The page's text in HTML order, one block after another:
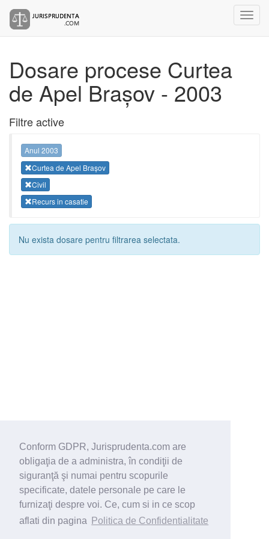
Conform GDPR, Jurisprudenta.com are
obligaţia de a administra, în condiţii de
siguranţă şi numai pentru scopurile
specificate, datele personale pe care le
furnizaţi despre voi. Ce, cum si in ce scop
aflati din pagina
Politica de Confidentialitate
Dosare procese Curtea
de Apel Brașov - 2003
Filtre active
Anul 2003
Curtea de Apel Brașov
Civil
Recurs in casatie
Nu exista dosare pentru filtrarea selectata.